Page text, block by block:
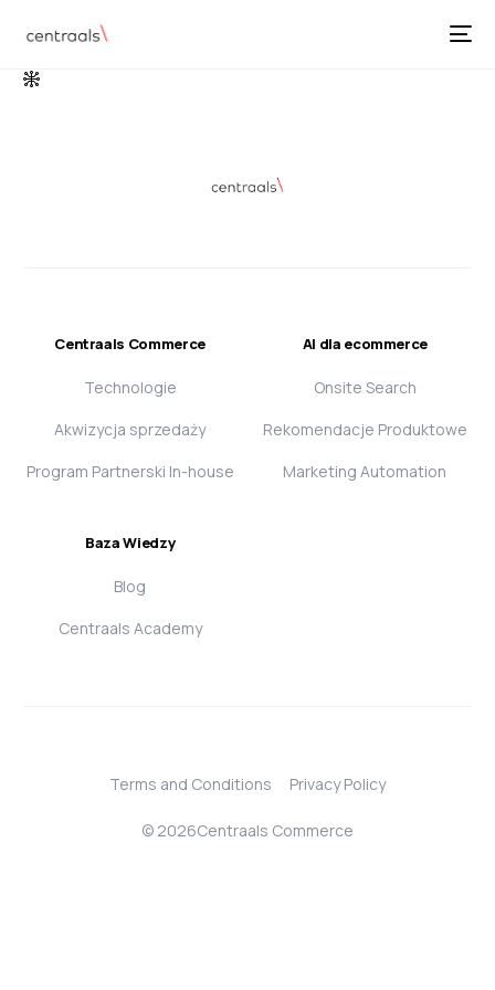
Centraals Commerce
Technologie
Akwizycja sprzedaży
Program Partnerski In-house
AI dla ecommerce
Onsite Search
Rekomendacje Produktowe
Marketing Automation
Baza Wiedzy
Blog
Centraals Academy
© 2026Centraals Commerce
Terms and Conditions Privacy Policy